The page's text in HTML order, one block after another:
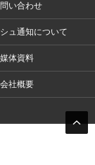
い合わせ
ュ通知について
媒体資料
会社概要